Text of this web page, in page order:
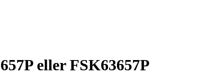
eller FSK63657P